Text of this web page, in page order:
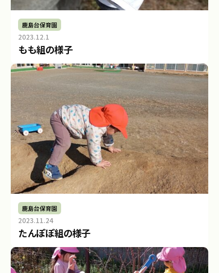
d
a
鹿島台保育園
2023.12.1
y
会
福
祉
法
人
み
ら
い
もも組の様子
鹿島台保育園
2023.11.24
y
会
福
たんぽぽ組の様子